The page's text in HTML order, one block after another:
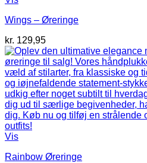
Wings – Øreringe
kr. 129,95
Vis
Rainbow Øreringe